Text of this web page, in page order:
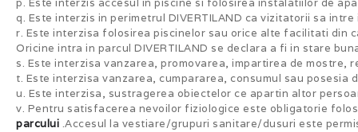
p. Este interzis accesul in piscine si folosirea instalatiilor de
q. Este interzis in perimetrul DIVERTILAND ca vizitatorii sa
r. Este interzisa folosirea piscinelor sau orice alte facilitati din
Oricine intra in parcul DIVERTILAND se declara a fi in stare
s. Este interzisa vanzarea, promovarea, impartirea de mostre,
t. Este interzisa vanzarea, cumpararea, consumul sau
u. Este interzisa, sustragerea obiectelor ce apartin altor
v. Pentru satisfacerea nevoilor fiziologice este obligatorie
parcului .Accesul la vestiare/grupuri sanitare/dusuri este